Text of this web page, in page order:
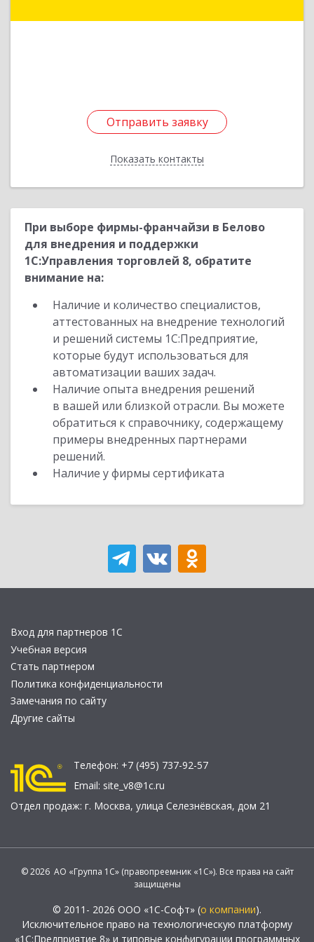
Отправить заявку
Показать контакты
Отправить заявку
Назад
При выборе фирмы-франчайзи в Белово
для внедрения и поддержки
1С:Управления торговлей 8, обратите
внимание на:
Наличие и количество специалистов,
аттестованных на внедрение технологий
и решений системы 1С:Предприятие,
которые будут использоваться для
автоматизации ваших задач.
Наличие опыта внедрения решений
в вашей или близкой отрасли. Вы можете
обратиться к справочнику, содержащему
примеры внедренных партнерами
решений.
Наличие у фирмы сертификата
Вход для партнеров 1С
Учебная версия
Стать партнером
Политика конфиденциальности
Замечания по сайту
Другие сайты
Телефон: +7 (495) 737-92-57
Email: site_v8@1c.ru
Отдел продаж: г. Москва, улица Селезнёвская, дом 21
© 2026 АО «Группа 1С» (правопреемник «1С»). Все права на сайт
защищены
© 2011- 2026 ООО «1С-Софт» (о компании).
Исключительное право на технологическую платформу
«1С:Предприятие 8» и типовые конфигурации программных